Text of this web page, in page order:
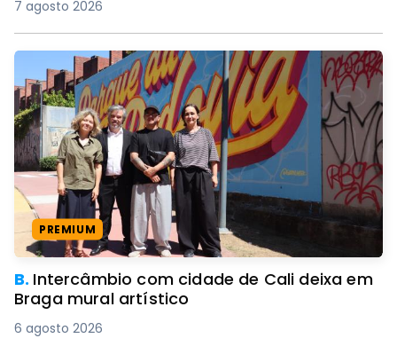
7 agosto 2026
PREMIUM
B. Intercâmbio com cidade de Cali deixa em
Braga mural artístico
6 agosto 2026